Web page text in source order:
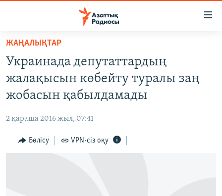
Skip
main
content
to
main
Navigation
to
САЯСАТ
AZATTYQTV
АДАМ ҚҰҚЫҚТАРЫ
ӘЛЕУМЕТ
ЖАҢАЛЫҚТАР
Украинада депутаттардың
жалақысын көбейту туралы заң
жобасын қабылдамады
2 қараша 2016 жыл, 07:41
Бөлісу VPN-сіз оқу